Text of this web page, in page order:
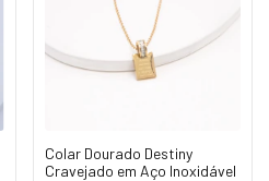
Colar Dourado Destiny
Cravejado em Aço Inoxidável